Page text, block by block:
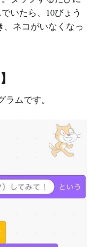
いたら、10びょう
、ネコがいなくなっ
ムです。